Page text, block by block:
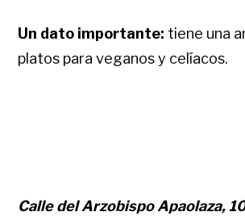
Un dato importante: tiene una
platos para veganos y celíacos.
Calle del Arzobispo Apaolaza,